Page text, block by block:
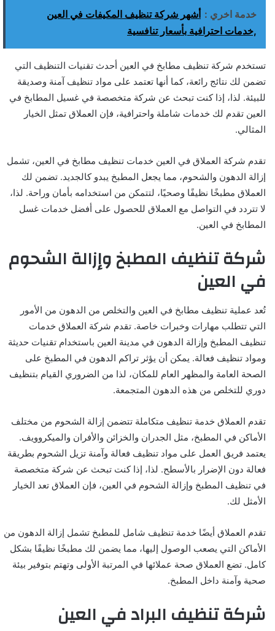
خدمة اخري : أشهر شركة تنظيف المكيفات في العين
,خدمات احترافية بأسعار تنافسية
تستخدم شركة تنظيف مطابخ في العين أحدث تقنيات التنظيف التي
تضمن لك نتائج رائعة، كما أنها تعتمد على مواد تنظيف آمنة وصديقة
للبيئة. لذا، إذا كنت تبحث عن شركة متخصصة في غسيل المطابخ في
العين تقدم لك خدمات شاملة واحترافية، فإن العملاق تمثل الخيار
المثالي.
تقدم شركة العملاق في العين خدمات تنظيف مطابخ في العين، تشمل
إزالة الدهون والشحوم، مما يجعل المطبخ يبدو كالجديد. تضمن لك
العملاق مطبخًا نظيفًا وصحيًا، لتتمكن من استخدامه بأمان وراحة. لذا،
لا تتردد في التواصل مع العملاق للحصول على أفضل خدمات غسل
المطابخ في العين.
شركة تنظيف المطبخ وإزالة الشحوم
في العين
تُعد عملية تنظيف مطابخ في العين والتخلص من الدهون من الأمور
التي تتطلب مهارات وخبرات خاصة. تقدم شركة العملاق خدمات
تنظيف المطبخ وإزالة الدهون في مدينة العين باستخدام تقنيات حديثة
ومواد تنظيف فعالة. يمكن أن يؤثر تراكم الدهون في المطبخ على
الصحة العامة والمظهر العام للمكان، لذا من الضروري القيام بتنظيف
دوري للتخلص من هذه الدهون المتجمعة.
تقدم العملاق خدمة تنظيف متكاملة تتضمن إزالة الشحوم من مختلف
الأماكن في المطبخ، مثل الجدران والخزائن والأفران والميكروويف.
يعتمد فريق العمل على مواد تنظيف فعالة وآمنة تزيل الشحوم بطريقة
فعالة دون الإضرار بالأسطح. لذا، إذا كنت تبحث عن شركة متخصصة
في تنظيف المطبخ وإزالة الشحوم في العين، فإن العملاق تعد الخيار
الأمثل لك.
تقدم العملاق أيضًا خدمة تنظيف شامل للمطبخ تشمل إزالة الدهون من
الأماكن التي يصعب الوصول إليها، مما يضمن لك مطبخًا نظيفًا بشكل
كامل. تضع العملاق صحة عملائها في المرتبة الأولى وتهتم بتوفير بيئة
صحية وآمنة داخل المطبخ.
شركة تنظيف البراد في العين